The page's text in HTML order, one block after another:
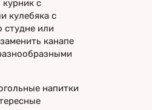
с
кулебяка с
студне или
канапе
напитки